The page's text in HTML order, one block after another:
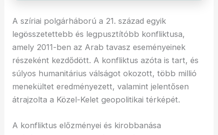
A szíriai polgárháború a 21. század egyik
legösszetettebb és legpusztítóbb konfliktusa,
amely 2011-ben az Arab tavasz eseményeinek
részeként kezdődött. A konfliktus azóta is tart, és
súlyos humanitárius válságot okozott, több millió
menekültet eredményezett, valamint jelentősen
átrajzolta a Közel-Kelet geopolitikai térképét.
A konfliktus előzményei és kirobbanása